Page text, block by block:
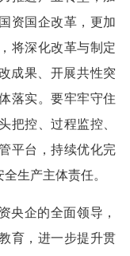
资国企改革，更加
将深化改革与制定
成果、开展共性突
落实。要牢牢守住
把控、过程监控、
平台，持续优化完
生产主体责任。
央企的全面领导，
育，进一步提升贯